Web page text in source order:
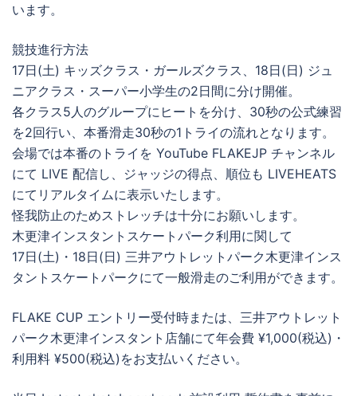
います。
競技進行方法
17日(土) キッズクラス・ガールズクラス、18日(日) ジュ
ニアクラス・スーパー小学生の2日間に分け開催。
各クラス5人のグループにヒートを分け、30秒の公式練習
を2回行い、本番滑走30秒の1トライの流れとなります。
会場では本番のトライを YouTube FLAKEJP チャンネル
にて LIVE 配信し、ジャッジの得点、順位も LIVEHEATS
にてリアルタイムに表示いたします。
怪我防止のためストレッチは十分にお願いします。
木更津インスタントスケートパーク利用に関して
17日(土)・18日(日) 三井アウトレットパーク木更津インス
タントスケートパークにて一般滑走のご利用ができます。
FLAKE CUP エントリー受付時または、三井アウトレット
パーク木更津インスタント店舗にて年会費 ¥1,000(税込)・
利用料 ¥500(税込)をお支払いください。